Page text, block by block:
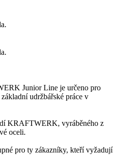
Junior Line je určeno pro
udržbářské práce v
KRAFTWERK, vyráběného z
oceli.
pro ty zákazníky, kteří vyžadují